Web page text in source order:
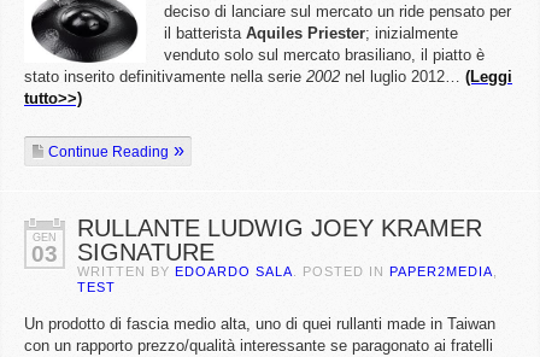
deciso di lanciare sul mercato un ride pensato per
il batterista Aquiles Priester; inizialmente
venduto solo sul mercato brasiliano, il piatto è
stato inserito definitivamente nella serie 2002 nel luglio 2012… (Leggi
tutto>>)
Continue Reading
GEN
03
RULLANTE LUDWIG JOEY KRAMER
SIGNATURE
WRITTEN BY EDOARDO SALA . POSTED IN PAPER2MEDIA
TEST
Un prodotto di fascia medio alta, uno di quei rullanti made in Taiwan
con un rapporto prezzo/qualità interessante se paragonato ai fratelli